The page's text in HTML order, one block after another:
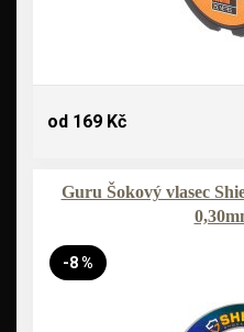
od 169 Kč
Guru Šokový vlasec
-8 %